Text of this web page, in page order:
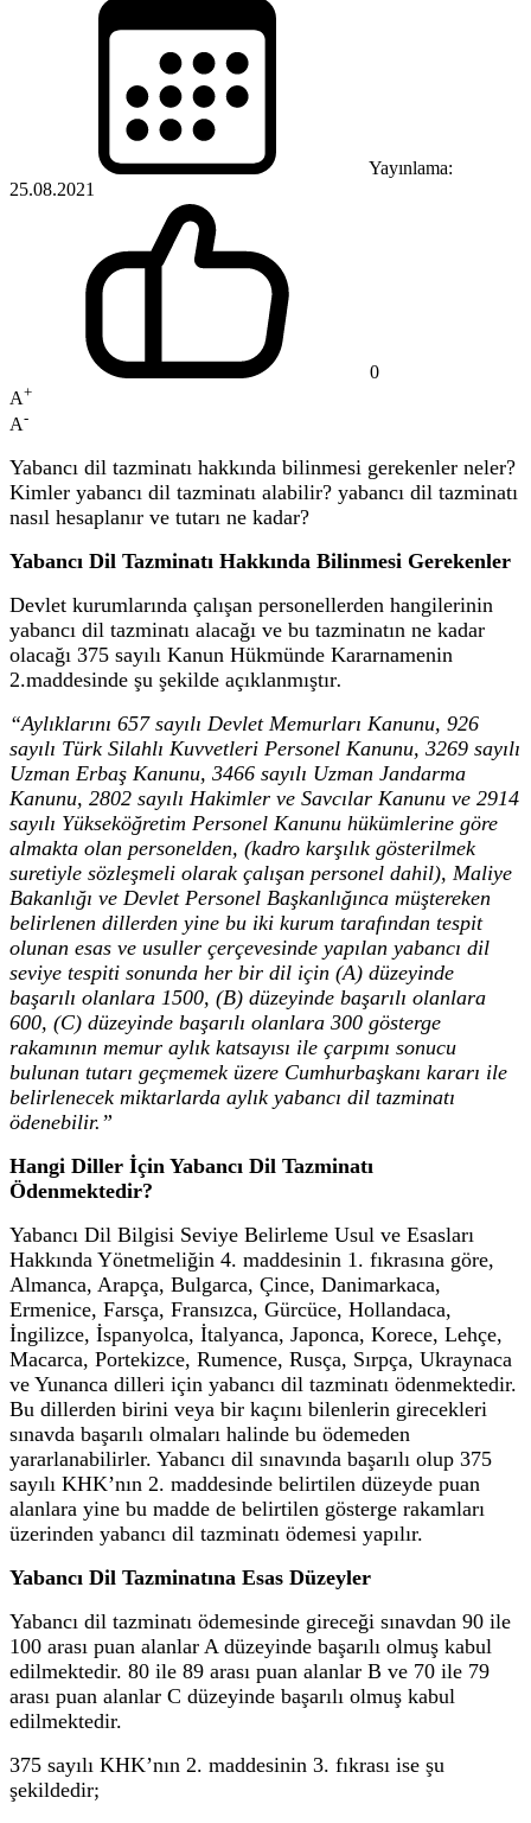
Yayınlama:
25.08.2021
0
A+
A-
Yabancı dil tazminatı hakkında bilinmesi gerekenler neler?
Kimler yabancı dil tazminatı alabilir? yabancı dil tazminatı
nasıl hesaplanır ve tutarı ne kadar?
Yabancı Dil Tazminatı Hakkında Bilinmesi Gerekenler
Devlet kurumlarında çalışan personellerden hangilerinin
yabancı dil tazminatı alacağı ve bu tazminatın ne kadar
olacağı 375 sayılı Kanun Hükmünde Kararnamenin
2.maddesinde şu şekilde açıklanmıştır.
“Aylıklarını 657 sayılı Devlet Memurları Kanunu, 926
sayılı Türk Silahlı Kuvvetleri Personel Kanunu, 3269 sayılı
Uzman Erbaş Kanunu, 3466 sayılı Uzman Jandarma
Kanunu, 2802 sayılı Hakimler ve Savcılar Kanunu ve 2914
sayılı Yükseköğretim Personel Kanunu hükümlerine göre
almakta olan personelden, (kadro karşılık gösterilmek
suretiyle sözleşmeli olarak çalışan personel dahil), Maliye
Bakanlığı ve Devlet Personel Başkanlığınca müştereken
belirlenen dillerden yine bu iki kurum tarafından tespit
olunan esas ve usuller çerçevesinde yapılan yabancı dil
seviye tespiti sonunda her bir dil için (A) düzeyinde
başarılı olanlara 1500, (B) düzeyinde başarılı olanlara
600, (C) düzeyinde başarılı olanlara 300 gösterge
rakamının memur aylık katsayısı ile çarpımı sonucu
bulunan tutarı geçmemek üzere Cumhurbaşkanı kararı ile
belirlenecek miktarlarda aylık yabancı dil tazminatı
ödenebilir.”
Hangi Diller İçin Yabancı Dil Tazminatı
Ödenmektedir?
Yabancı Dil Bilgisi Seviye Belirleme Usul ve Esasları
Hakkında Yönetmeliğin 4. maddesinin 1. fıkrasına göre,
Almanca, Arapça, Bulgarca, Çince, Danimarkaca,
Ermenice, Farsça, Fransızca, Gürcüce, Hollandaca,
İngilizce, İspanyolca, İtalyanca, Japonca, Korece, Lehçe,
Macarca, Portekizce, Rumence, Rusça, Sırpça, Ukraynaca
ve Yunanca dilleri için yabancı dil tazminatı ödenmektedir.
Bu dillerden birini veya bir kaçını bilenlerin girecekleri
sınavda başarılı olmaları halinde bu ödemeden
yararlanabilirler. Yabancı dil sınavında başarılı olup 375
sayılı KHK’nın 2. maddesinde belirtilen düzeyde puan
alanlara yine bu madde de belirtilen gösterge rakamları
üzerinden yabancı dil tazminatı ödemesi yapılır.
Yabancı Dil Tazminatına Esas Düzeyler
Yabancı dil tazminatı ödemesinde gireceği sınavdan 90 ile
100 arası puan alanlar A düzeyinde başarılı olmuş kabul
edilmektedir. 80 ile 89 arası puan alanlar B ve 70 ile 79
arası puan alanlar C düzeyinde başarılı olmuş kabul
edilmektedir.
375 sayılı KHK’nın 2. maddesinin 3. fıkrası ise şu
şekildedir;